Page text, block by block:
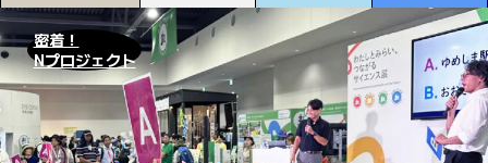
密着！
Nプロジェクト